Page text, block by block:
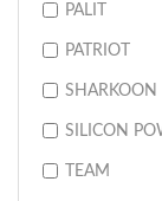
PALIT
PATRIOT
SHARKOON
SILICON
TEAM